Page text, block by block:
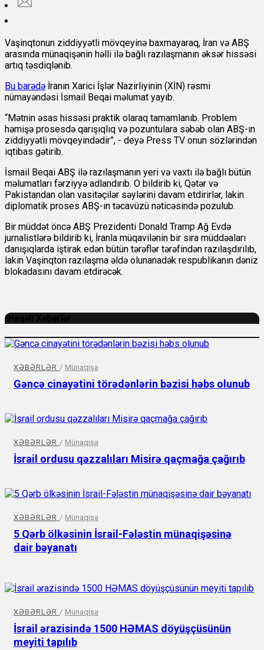
Vaşinqtonun ziddiyyətli mövqeyinə baxmayaraq, İran və ABŞ
arasında münaqişənin həlli ilə bağlı razılaşmanın əksər hissəsi
artıq təsdiqlənib.
Bu barədə İranın Xarici İşlər Nazirliyinin (XİN) rəsmi
nümayəndəsi İsmail Beqai məlumat yayıb.
“Mətnin əsas hissəsi praktik olaraq tamamlanıb. Problem
həmişə prosesdə qarışıqlıq və pozuntulara səbəb olan ABŞ-ın
ziddiyyətli mövqeyindədir”, - deyə Press TV onun sözlərindən
iqtibas gətirib.
İsmail Beqai ABŞ ilə razılaşmanın yeri və vaxtı ilə bağlı bütün
məlumatları fərziyyə adlandırıb. O bildirib ki, Qətər və
Pakistandan olan vasitəçilər səylərini davam etdirirlər, lakin
diplomatik proses ABŞ-ın təcavüzü nəticəsində pozulub.
Bir müddət öncə ABŞ Prezidenti Donald Tramp Ağ Evdə
jurnalistlərə bildirib ki, İranla müqavilənin bir sıra müddəaları
danışıqlarda iştirak edən bütün tərəflər tərəfindən razılaşdırılıb,
lakin Vaşinqton razılaşma əldə olunanadək respublikanın dəniz
blokadasını davam etdirəcək.
Əlaqəli Xəbərlər
XƏBƏRLƏR / Münaqişə
Gəncə cinayətini törədənlərin bəzisi həbs olunub
XƏBƏRLƏR / Münaqişə
İsrail ordusu qəzzalıları Misirə qaçmağa çağırıb
XƏBƏRLƏR / Münaqişə
5 Qərb ölkəsinin İsrail-Fələstin münaqişəsinə
dair bəyanatı
XƏBƏRLƏR / Münaqişə
İsrail ərazisində 1500 HƏMAS döyüşçüsünün
meyiti tapılıb